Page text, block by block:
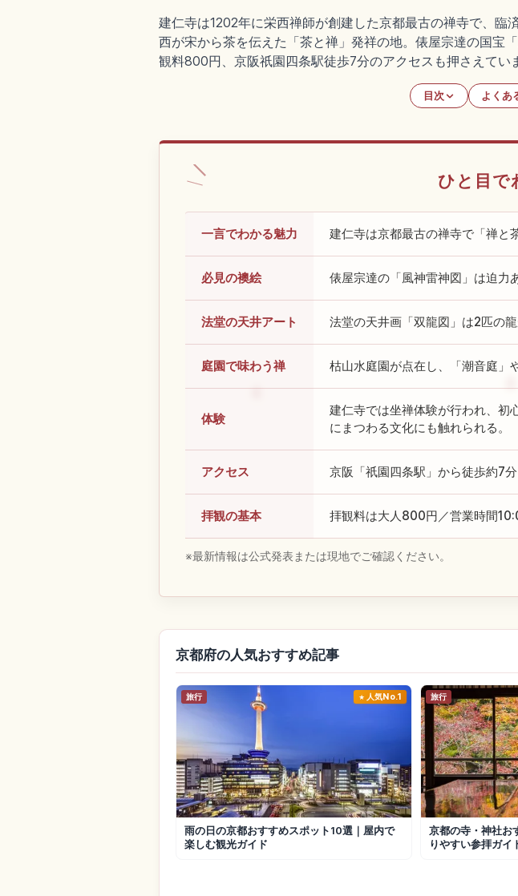
建仁寺は1202年に栄西禅師が創建した京都最古の禅寺で、
西が宋から茶を伝えた「茶と禅」発祥の地。俵屋宗達の国宝
観料800円、京阪祇園四条駅徒歩7分のアクセスも押さえてい
目次 よくあ
ひと目で
一言でわかる魅力 建仁寺は京都最古の禅寺で「禅と
必見の襖絵 俵屋宗達の「風神雷神図」は迫力
法堂の天井アート 法堂の天井画「双龍図」は2匹の
庭園で味わう禅 枯山水庭園が点在し、「潮音庭
体験
建仁寺では坐禅体験が行われ、初
にまつわる文化にも触れられる。
アクセス 京阪「祇園四条駅」から徒歩約7
拝観の基本 拝観料は大人800円／営業時間
※最新情報は公式発表または現地でご確認ください。
京都府の人気おすすめ記事
旅行 人気No.1
雨の日の京都おすすめスポット10選｜屋内で
楽しむ観光ガイド
旅行
京都の寺・神社お
りやすい参拝ガイ